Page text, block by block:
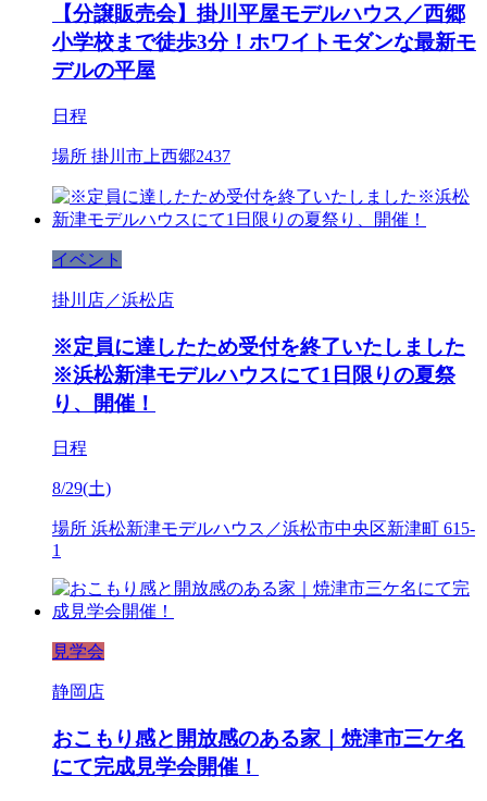
【分譲販売会】掛川平屋モデルハウス／西郷
小学校まで徒歩3分！ホワイトモダンな最新モ
デルの平屋
日程
場所 掛川市上西郷2437
イベント
掛川店／浜松店
※定員に達したため受付を終了いたしました
※浜松新津モデルハウスにて1日限りの夏祭
り、開催！
日程
8/29(土)
場所 浜松新津モデルハウス／浜松市中央区新津町 615-
1
見学会
静岡店
おこもり感と開放感のある家｜焼津市三ケ名
にて完成見学会開催！